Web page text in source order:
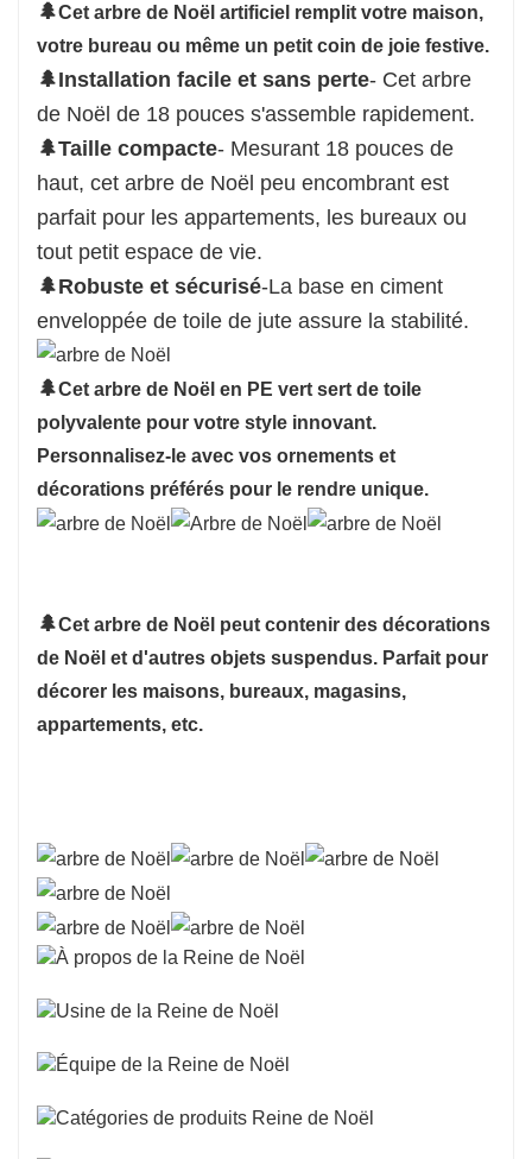
🌲Cet arbre de Noël artificiel remplit votre maison,
votre bureau ou même un petit coin de joie festive.
🌲Installation facile et sans perte- Cet arbre
de Noël de 18 pouces s'assemble rapidement.
🌲Taille compacte- Mesurant 18 pouces de
haut, cet arbre de Noël peu encombrant est
parfait pour les appartements, les bureaux ou
tout petit espace de vie.
🌲Robuste et sécurisé-La base en ciment
enveloppée de toile de jute assure la stabilité.
🌲Cet arbre de Noël en PE vert sert de toile
polyvalente pour votre style innovant.
Personnalisez-le avec vos ornements et
décorations préférés pour le rendre unique.
🌲Cet arbre de Noël peut contenir des décorations
de Noël et d'autres objets suspendus. Parfait pour
décorer les maisons, bureaux, magasins,
appartements, etc.